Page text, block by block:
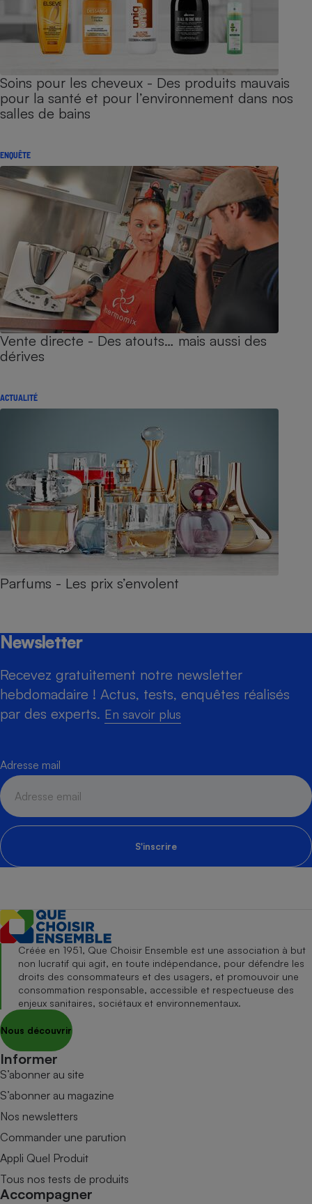
Soins pour les cheveux - Des produits mauvais
pour la santé et pour l’environnement dans nos
salles de bains
ENQUÊTE
Vente directe - Des atouts… mais aussi des
dérives
ACTUALITÉ
Parfums - Les prix s’envolent
Newsletter
Recevez gratuitement notre newsletter
hebdomadaire ! Actus, tests, enquêtes réalisés
par des experts. En savoir plus
Adresse mail
S'inscrire
Créée en 1951, Que Choisir Ensemble est une association à but
non lucratif qui agit, en toute indépendance, pour défendre les
droits des consommateurs et des usagers, et promouvoir une
consommation responsable, accessible et respectueuse des
enjeux sanitaires, sociétaux et environnementaux.
Nous découvrir
Informer
S’abonner au site
S’abonner au magazine
Nos newsletters
Commander une parution
Appli Quel Produit
Tous nos tests de produits
Accompagner